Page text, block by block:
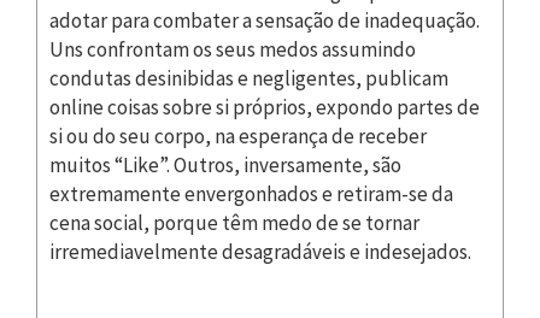
adotar para combater a sensação de inadequação.
Uns confrontam os seus medos assumindo
condutas desinibidas e negligentes, publicam
online coisas sobre si próprios, expondo partes de
si ou do seu corpo, na esperança de receber
muitos “Like”. Outros, inversamente, são
extremamente envergonhados e retiram-se da
cena social, porque têm medo de se tornar
irremediavelmente desagradáveis e indesejados.